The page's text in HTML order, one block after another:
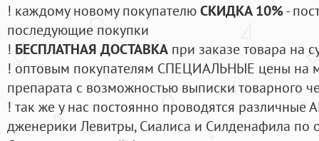
! каждому новому покупателюСКИДКА 10%-
последующие покупки
! БЕСПЛАТНАЯ ДОСТАВКА при заказе товара на
! оптовым покупателям СПЕЦИАЛЬНЫЕ цены на
препарата с возможностью выписки товарного
! так же у нас постоянно проводятся
дженерики Левитры, Сиалиса и Силденафила по